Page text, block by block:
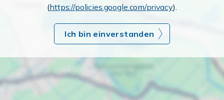
(https://policies.google.com/privacy).
Ich bin einverstanden